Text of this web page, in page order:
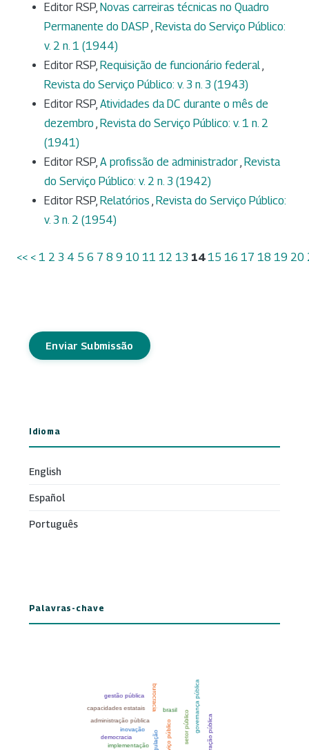
Editor RSP, Novas carreiras técnicas no Quadro
Permanente do DASP , Revista do Serviço Público:
v. 2 n. 1 (1944)
Editor RSP, Requisição de funcionário federal,
Revista do Serviço Público: v. 3 n. 3 (1943)
Editor RSP, Atividades da DC durante o mês de
dezembro , Revista do Serviço Público: v. 1 n. 2
(1941)
Editor RSP, A profissão de administrador, Revista
do Serviço Público: v. 2 n. 3 (1942)
Editor RSP, Relatórios , Revista do Serviço Público:
v. 3 n. 2 (1954)
<< < 1 2 3 4 5 6 7 8 9 10 11 12 13 14 15 16 17 18 19 20
Enviar Submissão
Idioma
English
Español
Português
Palavras-chave